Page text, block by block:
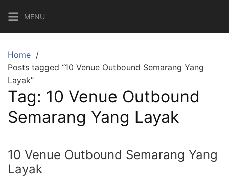
content
MENU
Home
Posts tagged “10 Venue Outbound Semarang Yang
Layak”
Tag: 10 Venue Outbound
Semarang Yang Layak
10 Venue Outbound Semarang Yang
Layak